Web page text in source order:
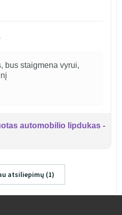
bus staigmena vyrui,
automobilio lipdukas -
atsiliepimų (1)